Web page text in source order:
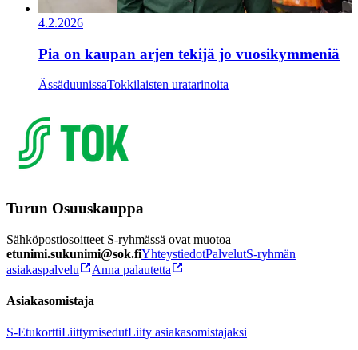
4.2.2026
Pia on kaupan arjen tekijä jo vuosikymmeniä
ÄssäduunissaTokkilaisten uratarinoita
Turun Osuuskauppa
Sähköpostiosoitteet S-ryhmässä ovat muotoa
etunimi.sukunimi@sok.fiYhteystiedotPalvelutS-ryhmän
asiakaspalvelu
Anna palautetta
Asiakasomistaja
S-EtukorttiLiittymisedutLiity asiakasomistajaksi